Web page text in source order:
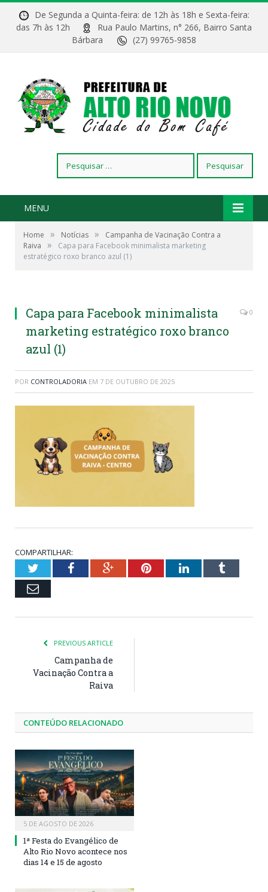
De Segunda a Quinta-feira: de 12h às 18h e Sexta-feira:
das 7h às 12h
Rua Paulo Martins, n° 266, Bairro Santa
Bárbara
(27) 99765-9858
por:
MENU
Home » Notícias »
Campanha de Vacinação Contra a
Raiva
»
Capa para Facebook minimalista marketing
estratégico roxo branco azul (1)
Capa para Facebook minimalista
marketing estratégico roxo branco
azul (1)
0
POR CONTROLADORIA EM 7 DE OUTUBRO DE 2025
COMPARTILHAR:
TwitterFacebookGoogle+PinterestLinkedInTumblr
Email
PREVIOUS ARTICLE
Campanha de
Vacinação Contra a
Raiva
CONTEÚDO RELACIONADO
5 DE AGOSTO DE 2026
1ª Festa do Evangélico de
Alto Rio Novo acontece nos
dias 14 e 15 de agosto